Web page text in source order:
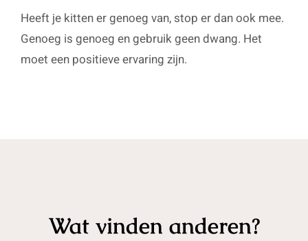
Heeft je kitten er genoeg van, stop er dan ook mee.
Genoeg is genoeg en gebruik geen dwang. Het
moet een positieve ervaring zijn.
Wat vinden anderen?